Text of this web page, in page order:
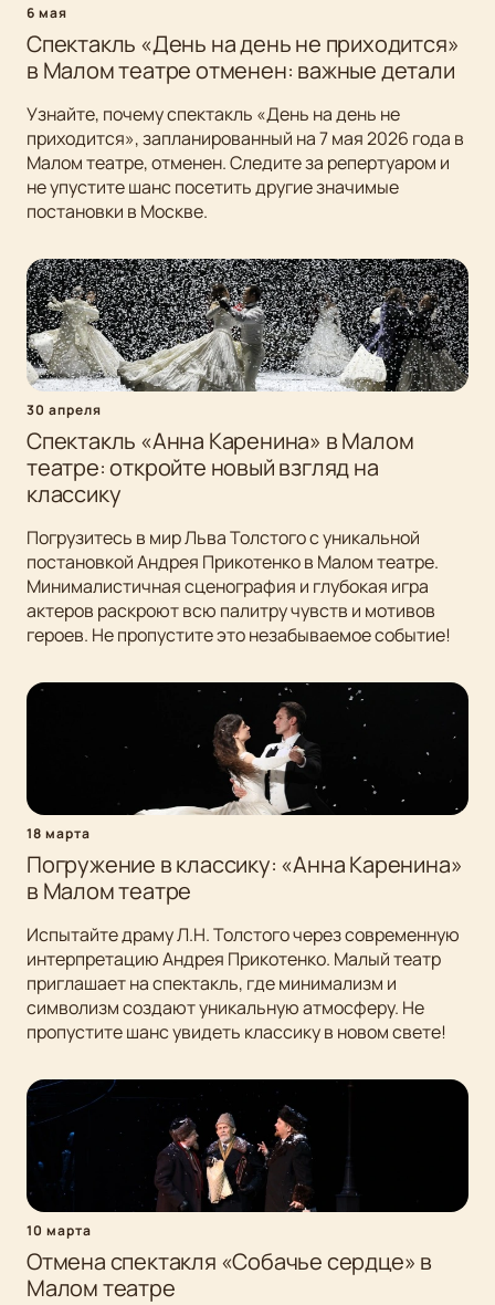
6 мая
Спектакль «День на день не приходится»
в Малом театре отменен: важные детали
Узнайте, почему спектакль «День на день не
приходится», запланированный на 7 мая 2026 года в
Малом театре, отменен. Следите за репертуаром и
не упустите шанс посетить другие значимые
постановки в Москве.
30 апреля
Спектакль «Анна Каренина» в Малом
театре: откройте новый взгляд на
классику
Погрузитесь в мир Льва Толстого с уникальной
постановкой Андрея Прикотенко в Малом театре.
Минималистичная сценография и глубокая игра
актеров раскроют всю палитру чувств и мотивов
героев. Не пропустите это незабываемое событие!
18 марта
Погружение в классику: «Анна Каренина»
в Малом театре
Испытайте драму Л.Н. Толстого через современную
интерпретацию Андрея Прикотенко. Малый театр
приглашает на спектакль, где минимализм и
символизм создают уникальную атмосферу. Не
пропустите шанс увидеть классику в новом свете!
10 марта
Отмена спектакля «Собачье сердце» в
Малом театре